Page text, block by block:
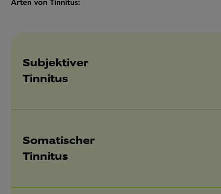
Arten von Tinnitus:
Subjektiver
Tinnitus
Somatischer
Tinnitus